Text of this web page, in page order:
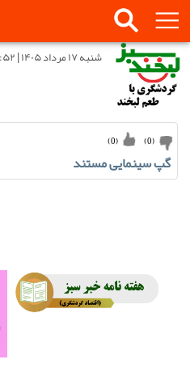
شنبه ۱۷ مرداد ۱۴۰۵ | ۰۸:۰۶:۵۲
(
0
) (
0
)
گپ سینمایی مستند